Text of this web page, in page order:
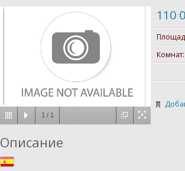
1 / 1
110
Комнат:
Описание